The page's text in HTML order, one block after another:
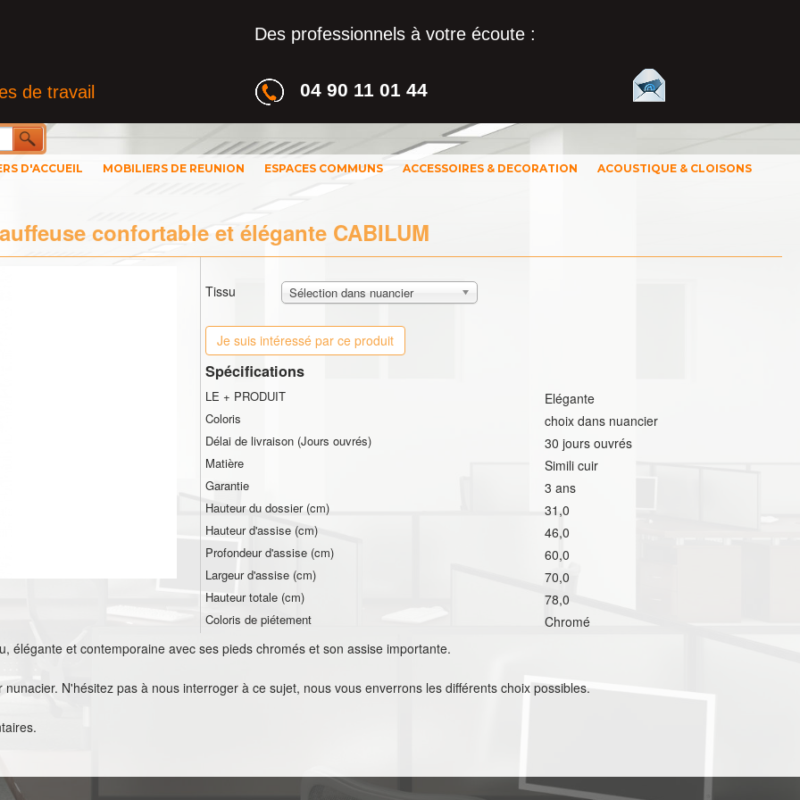
de travail
Des professionnels à votre écoute :
04 90 11 01 44
D'ACCUEIL MOBILIERS DE REUNION ESPACES COMMUNS ACCESSOIRES & DECORATION ACOUSTIQUE & CLOISONS
confortable et élégante CABILUM
Tissu Sélection dans nuancier
Je suis intéressé par ce produit
Spécifications
LE + PRODUIT Elégante
Coloris choix dans nuancier
Délai de livraison (Jours ouvrés) 30 jours ouvrés
Matière Simili cuir
Garantie 3 ans
Hauteur du dossier (cm) 31,0
Hauteur d'assise (cm) 46,0
Profondeur d'assise (cm) 60,0
Largeur d'assise (cm) 70,0
Hauteur totale (cm) 78,0
Coloris de piétement
Chromé
élégante et contemporaine avec ses pieds chromés et son assise importante.
N'hésitez pas à nous interroger à ce sujet, nous vous enverrons les différents choix possibles.